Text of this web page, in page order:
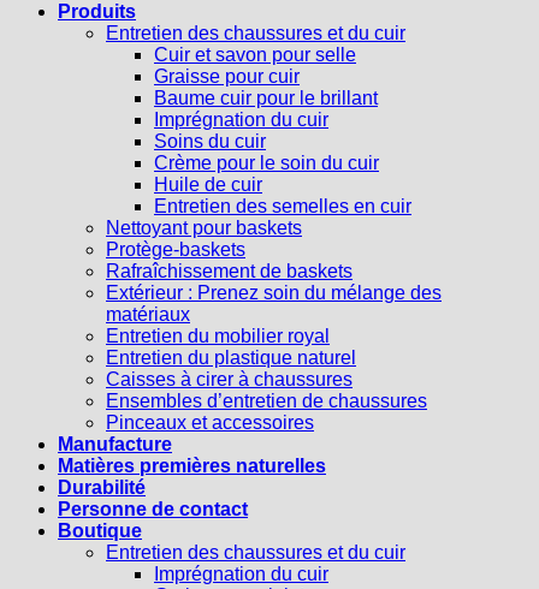
Produits
Entretien des chaussures et du cuir
Cuir et savon pour selle
Graisse pour cuir
Baume cuir pour le brillant
Imprégnation du cuir
Soins du cuir
Crème pour le soin du cuir
Huile de cuir
Entretien des semelles en cuir
Nettoyant pour baskets
Protège-baskets
Rafraîchissement de baskets
Extérieur : Prenez soin du mélange des
matériaux
Entretien du mobilier royal
Entretien du plastique naturel
Caisses à cirer à chaussures
Ensembles d’entretien de chaussures
Pinceaux et accessoires
Manufacture
Matières premières naturelles
Durabilité
Personne de contact
Boutique
Entretien des chaussures et du cuir
Imprégnation du cuir